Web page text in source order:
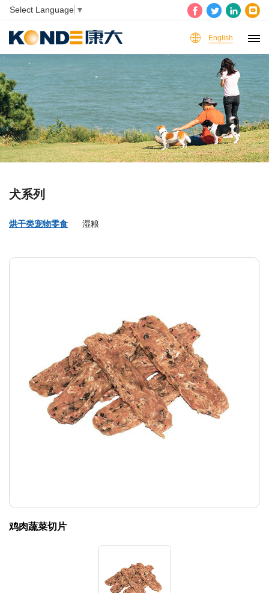
Select Language ▼
English
犬系列
烘干类宠物零食 湿粮
鸡肉蔬菜切片